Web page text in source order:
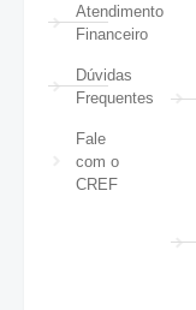
Atendimento
Financeiro
Dúvidas
Frequentes
Fale
com o
CREF